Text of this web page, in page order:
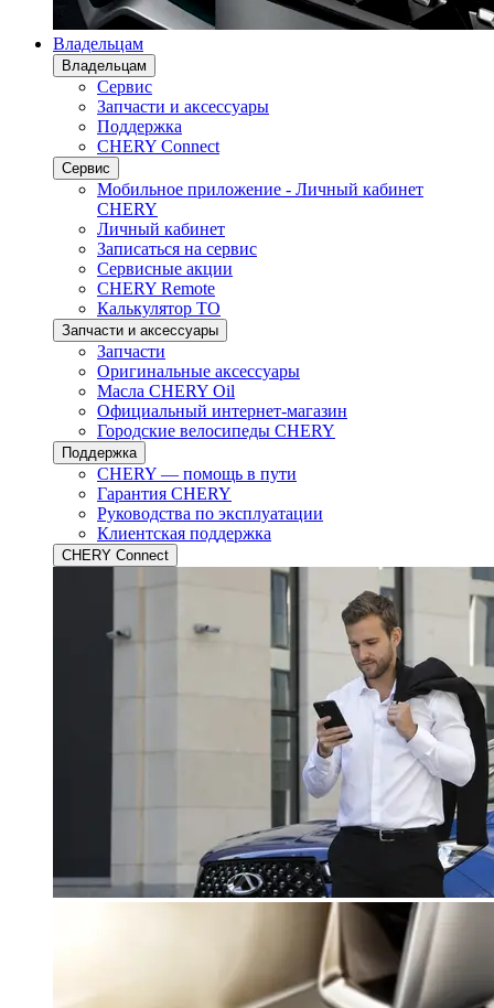
Владельцам
Владельцам
Сервис
Запчасти и аксессуары
Поддержка
CHERY Connect
Сервис
Мобильное приложение - Личный кабинет
CHERY
Личный кабинет
Записаться на сервис
Сервисные акции
CHERY Remote
Калькулятор ТО
Запчасти и аксессуары
Запчасти
Оригинальные аксессуары
Масла CHERY Oil
Официальный интернет-магазин
Городские велосипеды CHERY
Поддержка
CHERY — помощь в пути
Гарантия CHERY
Руководства по эксплуатации
Клиентская поддержка
CHERY Connect